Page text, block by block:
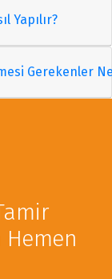
Yapılır?
Gerekenler
Hemen